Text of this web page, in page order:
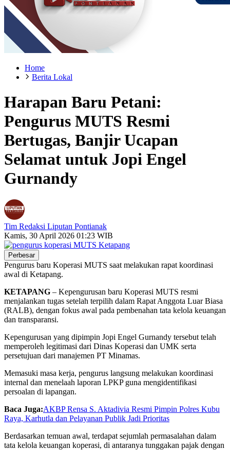
Home
Berita Lokal
Harapan Baru Petani:
Pengurus MUTS Resmi
Bertugas, Banjir Ucapan
Selamat untuk Jopi Engel
Gurnandy
Tim Redaksi Liputan Pontianak
Kamis, 30 April 2026 01:23 WIB
Perbesar
Pengurus baru Koperasi MUTS saat melakukan rapat koordinasi
awal di Ketapang.
KETAPANG – Kepengurusan baru Koperasi MUTS resmi
menjalankan tugas setelah terpilih dalam Rapat Anggota Luar Biasa
(RALB), dengan fokus awal pada pembenahan tata kelola keuangan
dan transparansi.
Kepengurusan yang dipimpin Jopi Engel Gurnandy tersebut telah
memperoleh legitimasi dari Dinas Koperasi dan UMK serta
persetujuan dari manajemen PT Minamas.
Memasuki masa kerja, pengurus langsung melakukan koordinasi
internal dan menelaah laporan LPKP guna mengidentifikasi
persoalan di lapangan.
Baca Juga:AKBP Rensa S. Aktadivia Resmi Pimpin Polres Kubu
Raya, Karhutla dan Pelayanan Publik Jadi Prioritas
Berdasarkan temuan awal, terdapat sejumlah permasalahan dalam
tata kelola keuangan koperasi, di antaranya tunggakan pajak dengan